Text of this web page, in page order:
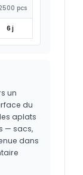
pcs
6 j
un
du
aplats
— sacs,
dans